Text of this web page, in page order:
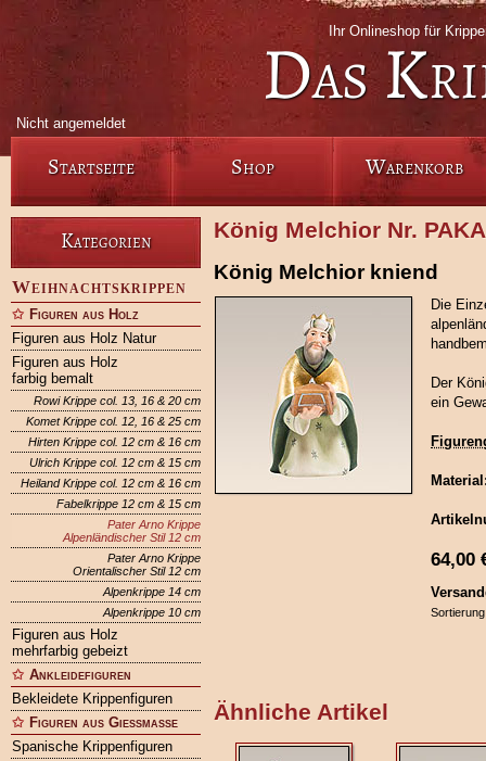
Ihr Onlineshop für
Das
Nicht angemeldet
Startseite Shop Warenkorb
Kategorien
Weihnachtskrippen
Figuren aus Holz
Figuren aus Holz Natur
Figuren aus Holz
farbig bemalt
Rowi Krippe col. 13, 16 & 20 cm
Komet Krippe col. 12, 16 & 25 cm
Hirten Krippe col. 12 cm & 16 cm
Ulrich Krippe col. 12 cm & 15 cm
Heiland Krippe col. 12 cm & 16 cm
Fabelkrippe 12 cm & 15 cm
Pater Arno Krippe
Alpenländischer Stil 12 cm
Pater Arno Krippe
Orientalischer Stil 12 cm
Alpenkrippe 14 cm
Alpenkrippe 10 cm
Figuren aus Holz
mehrfarbig gebeizt
Ankleidefiguren
Bekleidete Krippenfiguren
Figuren aus Gießmasse
Spanische Krippenfiguren
König Melchior Nr.
König Melchior kniend
Die
Der
ein
64,00
Ähnliche Artikel